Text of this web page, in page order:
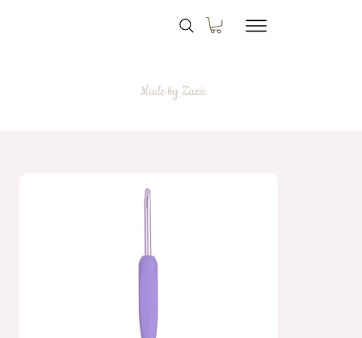
Made by Zazie